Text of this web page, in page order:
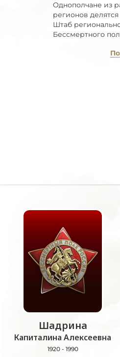
Однополчане из
регионов
Штаб
Бессмертного
Шадрина
Капиталина Алексеевна
1920 - 1990